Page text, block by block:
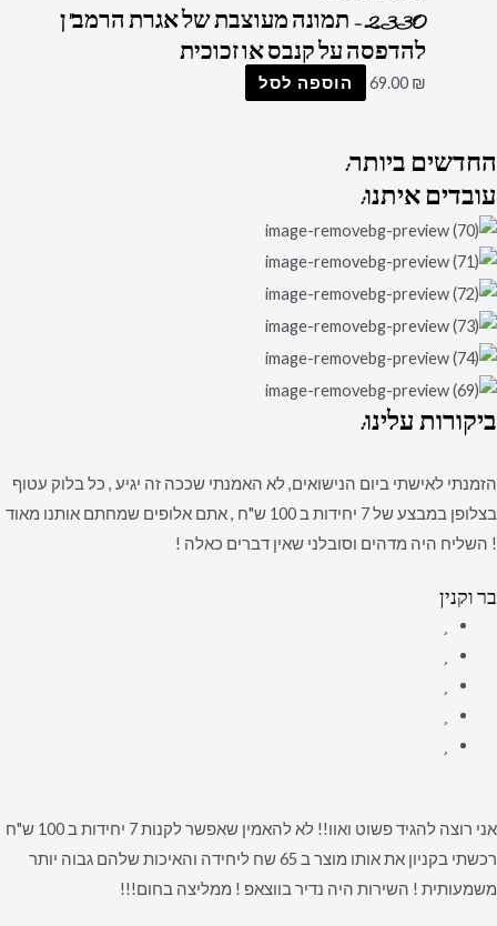
2330 – תמונה מעוצבת של אגרת הרמב"ן
להדפסה על קנבס או זכוכית
69.00 ₪ הוספה לסל
החדשיםביותר:
עובדיםאיתנו:
ביקורותעלינו:
הזמנתי לאישתי ביום הנישואים, לא האמנתי שככה זה יגיע , כל בלוק עטוף
בצלופן במבצע של 7 יחידות ב 100 ש"ח , אתם אלופים שמחתם אותנו מאוד
! השליח היה מדהים וסובלני שאין דברים כאלה !
בר וקנין
אני רוצה להגיד פשוט ואוו!! לא להאמין שאפשר לקנות 7 יחידות ב 100 ש"ח
רכשתי בקניון את אותו מוצר ב 65 שח ליחידה והאיכות שלהם גבוה יותר
משמעותית ! השירות היה נדיר בווצאפ ! ממליצה בחום!!!